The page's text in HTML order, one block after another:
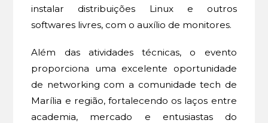
instalar distribuições Linux e outros
softwares livres, com o auxílio de monitores.
Além das atividades técnicas, o evento
proporciona uma excelente oportunidade
de networking com a comunidade tech de
Marília e região, fortalecendo os laços entre
academia, mercado e entusiastas do